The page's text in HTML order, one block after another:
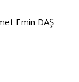
Emin DAŞ